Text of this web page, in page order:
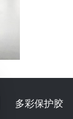
多彩保护胶